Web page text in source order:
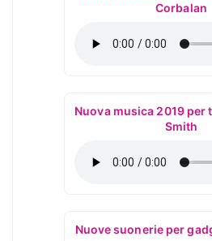
Corbalan
Nuova musica 2019 per
Smith
Nuove suonerie per